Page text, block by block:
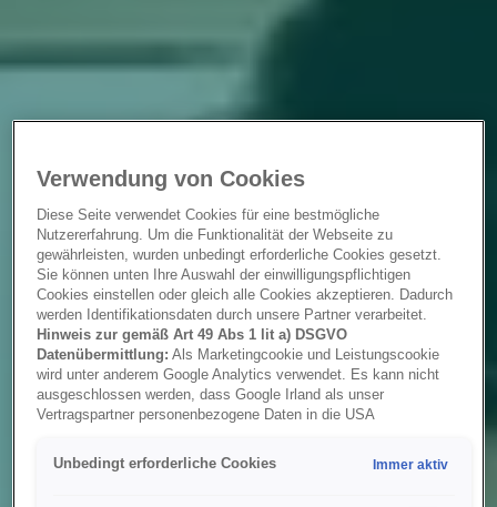
Verwendung von Cookies
Diese Seite verwendet Cookies für eine bestmögliche
Nutzererfahrung. Um die Funktionalität der Webseite zu
gewährleisten, wurden unbedingt erforderliche Cookies gesetzt.
Sie können unten Ihre Auswahl der einwilligungspflichtigen
Cookies einstellen oder gleich alle Cookies akzeptieren. Dadurch
werden Identifikationsdaten durch unsere Partner verarbeitet.
Hinweis zur gemäß Art 49 Abs 1 lit a) DSGVO
Datenübermittlung: Als Marketingcookie und Leistungscookie
wird unter anderem Google Analytics verwendet. Es kann nicht
ausgeschlossen werden, dass Google Irland als unser
Vertragspartner personenbezogene Daten in die USA
besteht kein der Europäischen Union der Sache nach
gleichwertiges Datenschutzniveau und es fehlt an einem
Unbedingt erforderliche Cookies Immer aktiv